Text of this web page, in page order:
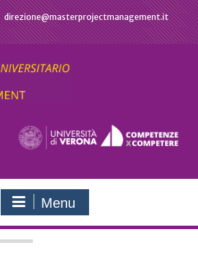
direzione@masterprojectmanagement.it
Menu